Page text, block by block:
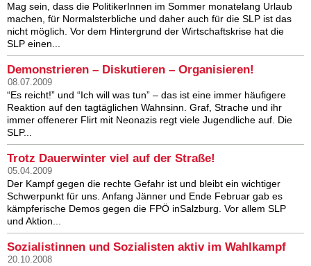
Mag sein, dass die PolitikerInnen im Sommer monatelang Urlaub
machen, für Normalsterbliche und daher auch für die SLP ist das
nicht möglich. Vor dem Hintergrund der Wirtschaftskrise hat die
SLP einen...
Demonstrieren – Diskutieren – Organisieren!
08.07.2009
“Es reicht!” und “Ich will was tun” – das ist eine immer häufigere
Reaktion auf den tagtäglichen Wahnsinn. Graf, Strache und ihr
immer offenerer Flirt mit Neonazis regt viele Jugendliche auf. Die
SLP...
Trotz Dauerwinter viel auf der Straße!
05.04.2009
Der Kampf gegen die rechte Gefahr ist und bleibt ein wichtiger
Schwerpunkt für uns. Anfang Jänner und Ende Februar gab es
kämpferische Demos gegen die FPÖ inSalzburg. Vor allem SLP
und Aktion...
Sozialistinnen und Sozialisten aktiv im Wahlkampf
20.10.2008